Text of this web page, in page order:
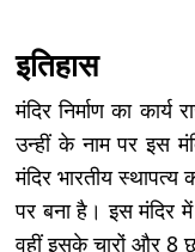
इतिहास
मंदिर निर्माण का
उन्हीं के नाम पर इस
मंदिर भारतीय
पर बना है। इस मंदिर
वहीं इसके चारों और 8